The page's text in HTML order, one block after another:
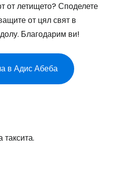
от летището? Споделете
от цял свят в
Благодарим ви!
в Адис Абеба